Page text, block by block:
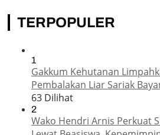
TERPOPULER
1
Gakkum Kehutanan
Pembalakan Liar Sariak
63 Dilihat
2
Wako Hendri Arnis Perkuat